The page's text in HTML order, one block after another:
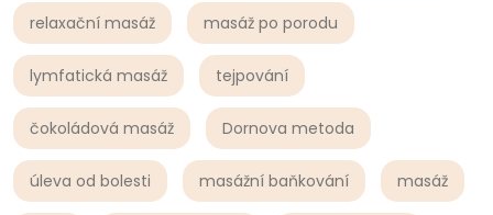
relaxační masáž masáž po porodu
lymfatická masáž tejpování
čokoládová masáž Dornova metoda
úleva od bolesti masážní baňkování masáž